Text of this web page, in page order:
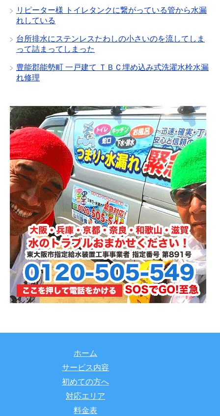
リピーター様 トイレタンクに繋がっている管から水漏
れしている
台所排水にステンレスたわしの小さいのを流してしま
って詰まってしまった
豊能郡能勢町 一戸建て ＴＢＣ埋め込み式洗濯水栓水漏
れ修理
ホーム
サービス内容
初めての方へ
対応エリア
料金表